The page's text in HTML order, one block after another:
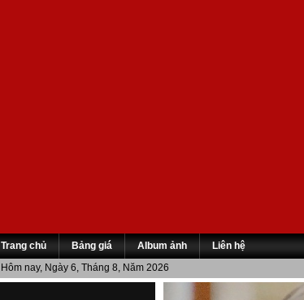
Trang chủ Bảng giá Album ảnh
Liên hệ
Hôm nay, Ngày 6, Tháng 8, Năm 2026